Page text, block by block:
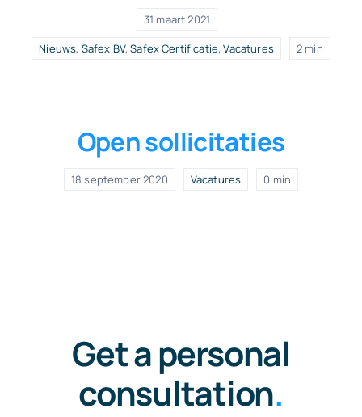
31 maart 2021
Nieuws, Safex BV,Safex Certificatie,Vacatures 2 min
Open sollicitaties
18 september 2020 Vacatures 0 min
Get a personal
consultation.